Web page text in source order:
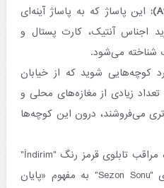
این پاساژ که به پاساژ آینه‌ای
اجناس آنتیک، کارت پستال و
شناخته می‌شود.
کوچه‌هایی شوید که از خیابان
زیادی از مغازه‌های محلی و
می‌فروشند، درون این کوچه‌ها
همواره مراقب تابلوی قرمز رنگ "İndirim"
به مفهوم «تخفیف» یا تابلوی "Sezon Sonu" به مفهوم «پایان